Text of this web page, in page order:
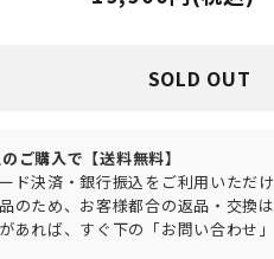
SOLD OUT
ご購入で【送料無料】
ド決済・銀行振込をご利用いただけ
のため、お客様都合の返品・交換
あれば、すぐ下の「お問い合わせ